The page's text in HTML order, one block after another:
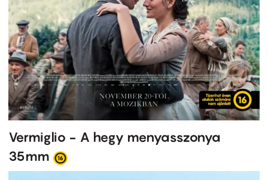
Vermiglio - A hegy menyasszonya
35mm